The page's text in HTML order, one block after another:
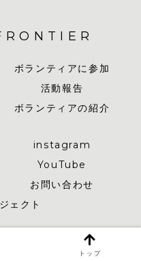
ボランティアに参加
活動報告
ボランティアの紹介
instagram
YouTube
お問い合わせ
ェクト
FRONTIER.
トップ